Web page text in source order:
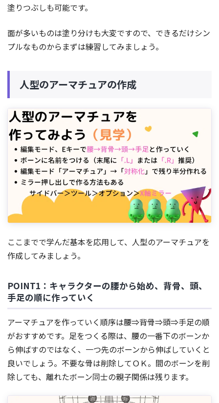
塗りつぶしも可能です。
面が多いものは塗り分けも大変ですので、できるだけシン
プルなものからまずは練習してみましょう。
人型のアーマチュアの作成
ここまでで学んだ基本を応用して、人型のアーマチュアを
作成してみましょう。
POINT1：キャラクターの腰から始め、背骨、頭、
手足の順に作っていく
アーマチュアを作っていく順序は腰⇒背骨⇒頭⇒手足の順
がおすすめです。足をつくる際は、腰の一番下のボーンか
ら伸ばすのではなく、一つ先のボーンから伸ばしていくと
良いでしょう。不要な骨は削除してＯＫ。間のボーンを削
除しても、離れたボーン同士の親子関係は残ります。